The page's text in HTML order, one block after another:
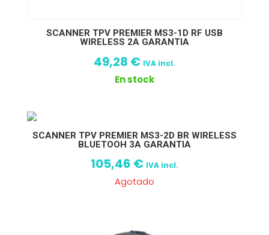
SCANNER TPV PREMIER MS3-1D RF USB
WIRELESS 2A GARANTIA
49,28 € IVA incl.
En stock
SCANNER TPV PREMIER MS3-2D BR WIRELESS
BLUETOOH 3A GARANTIA
105,46 € IVA incl.
Agotado